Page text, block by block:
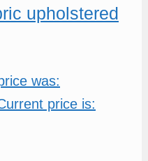
upholstered
was:
price is: